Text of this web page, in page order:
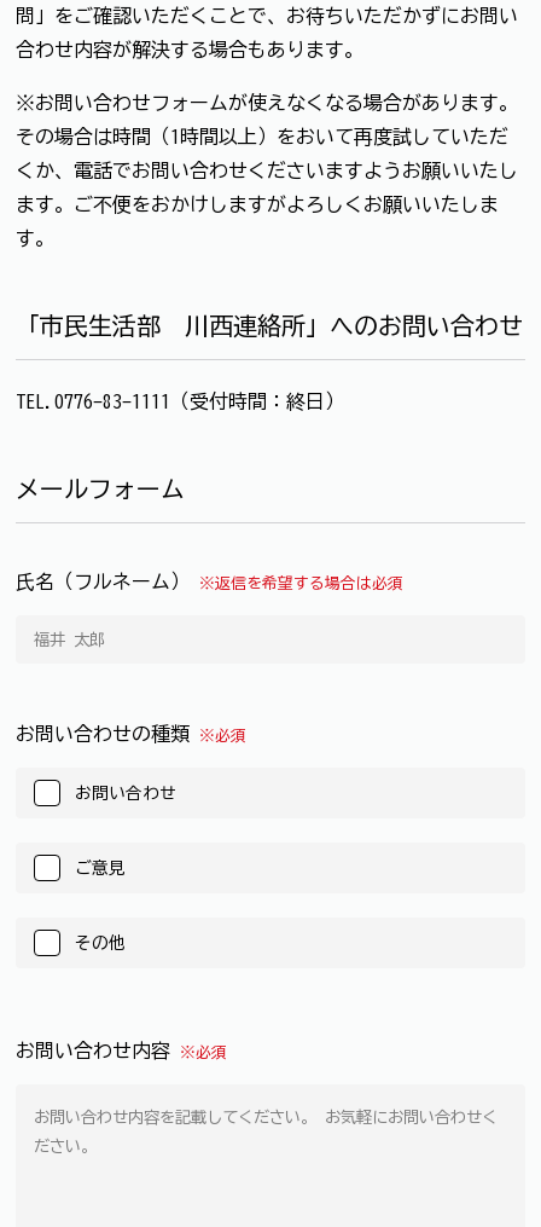
問」をご確認いただくことで、お待ちいただかずにお問い
合わせ内容が解決する場合もあります。
※お問い合わせフォームが使えなくなる場合があります。
その場合は時間（1時間以上）をおいて再度試していただ
くか、電話でお問い合わせくださいますようお願いいたし
ます。ご不便をおかけしますがよろしくお願いいたしま
す。
「市民生活部 川西連絡所」へのお問い合わせ
TEL.0776-83-1111（受付時間：終日）
メールフォーム
氏名（フルネーム） ※返信を希望する場合は必須
お問い合わせの種類 ※必須
お問い合わせ
ご意見
その他
お問い合わせ内容 ※必須